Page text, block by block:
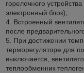
горелочного
электронный блок);
4. Встроенный
после
5. При достижении
терморегуляторе для
выключается,
теплообменник